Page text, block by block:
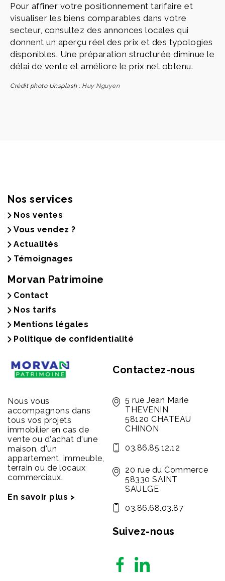
Pour affiner votre positionnement tarifaire et
visualiser les biens comparables dans votre
secteur, consultez des annonces locales qui
donnent un aperçu réel des prix et des typologies
disponibles. Une préparation structurée diminue le
délai de vente et améliore le prix net obtenu.
Crédit photo Unsplash : Huy Nguyen
Nos services
Nos ventes
Vous vendez ?
Actualités
Témoignages
Morvan Patrimoine
Contact
Nos tarifs
Mentions légales
Politique de confidentialité
Nous vous
accompagnons dans
tous vos projets
immobilier en cas de
vente ou d'achat d'une
maison, d'un
appartement, immeuble,
terrain ou de locaux
commerciaux.
En savoir plus >
Contactez-nous
5 rue Jean Marie
THEVENIN
58120 CHATEAU
CHINON
03.86.85.12.12
20 rue du Commerce
58330 SAINT
SAULGE
03.86.68.03.87
Suivez-nous